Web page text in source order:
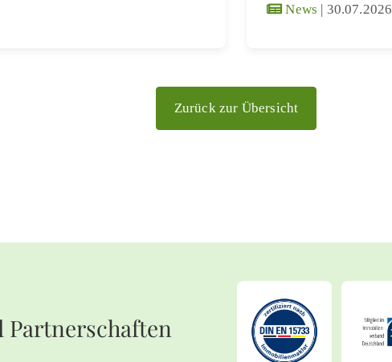
News 30.07.2026
Zurück zur Übersicht
Partnerschaften